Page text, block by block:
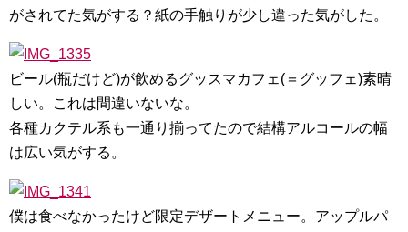
がされてた気がする？紙の手触りが少し違った気がした。
ビール(瓶だけど)が飲めるグッスマカフェ(＝グッフェ)素晴
しい。これは間違いないな。
各種カクテル系も一通り揃ってたので結構アルコールの幅
は広い気がする。
僕は食べなかったけど限定デザートメニュー。アップルパ